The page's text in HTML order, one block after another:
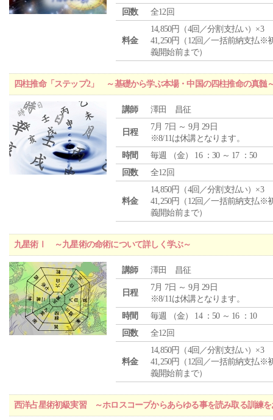
回数
全12回
料金
14,850円（4回／分割支払い）×3
41,250円（12回／一括前納支払※
義開始前まで）
四柱推命「ステップ2」 ～基礎から学ぶ本場・中国の四柱推命の真髄
講師 澤田 昌征
日程
7月 7日 ～ 9月 29日
※8/11は休講となります。
時間
毎週 （金） 16 ：30 ～ 17 ：50
回数
全12回
料金
14,850円（4回／分割支払い）×3
41,250円（12回／一括前納支払※
義開始前まで）
九星術Ⅰ ～九星術の命術について詳しく学ぶ～
講師 澤田 昌征
日程
7月 7日 ～ 9月 29日
※8/11は休講となります。
時間
毎週 （金） 14 ：50 ～ 16 ：10
回数
全12回
料金
14,850円（4回／分割支払い）×3
41,250円（12回／一括前納支払※
義開始前まで）
西洋占星術初級実習 ～ホロスコープからあらゆる事を読み取る訓練を